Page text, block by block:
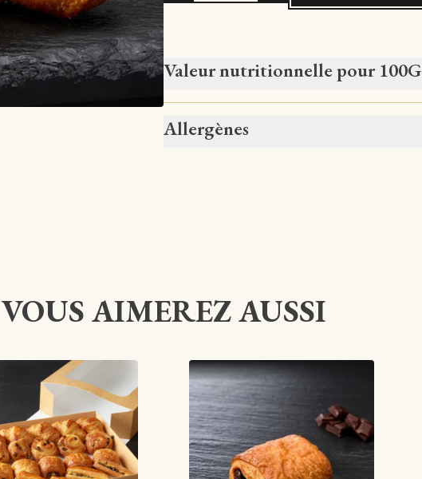
Valeur nutritionnelle pour 100G
Allergènes
VOUS AIMEREZ AUSSI